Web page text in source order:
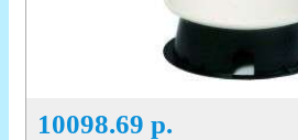
10098.69 р.